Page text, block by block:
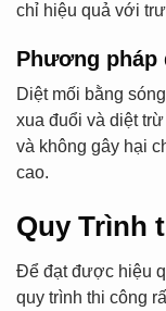
chỉ hiệu quả với
Phương pháp
Diệt mối bằng
xua đuổi và diệt
và không gây hại
cao.
Quy Trình
Để đạt được hiệu
quy trình thi công